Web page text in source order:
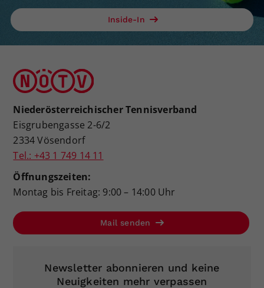
Inside-In
Niederösterreichischer Tennisverband
Eisgrubengasse 2-6/2
2334 Vösendorf
Tel.: +43 1 749 14 11
Öffnungszeiten:
Montag bis Freitag: 9:00 – 14:00 Uhr
Mail senden
Newsletter abonnieren und keine
Neuigkeiten mehr verpassen